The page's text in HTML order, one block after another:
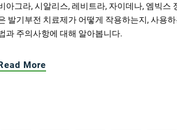
아그라, 시알리스, 레비트라, 자이데나, 엠빅스
발기부전 치료제가 어떻게 작용하는지, 사용
과 주의사항에 대해 알아봅니다.
More